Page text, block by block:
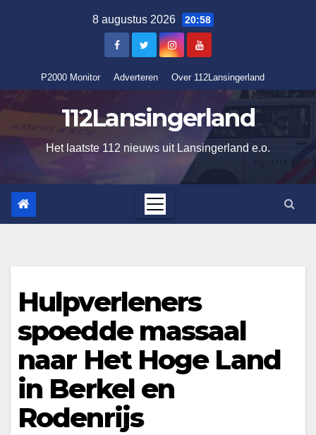
8 augustus 2026 20:58
P2000 Monitor Adverteren Over 112Lansingerland
112Lansingerland
Het laatste 112 nieuws uit Lansingerland e.o.
Hulpverleners
spoedde massaal
naar Het Hoge Land
in Berkel en
Rodenrijs